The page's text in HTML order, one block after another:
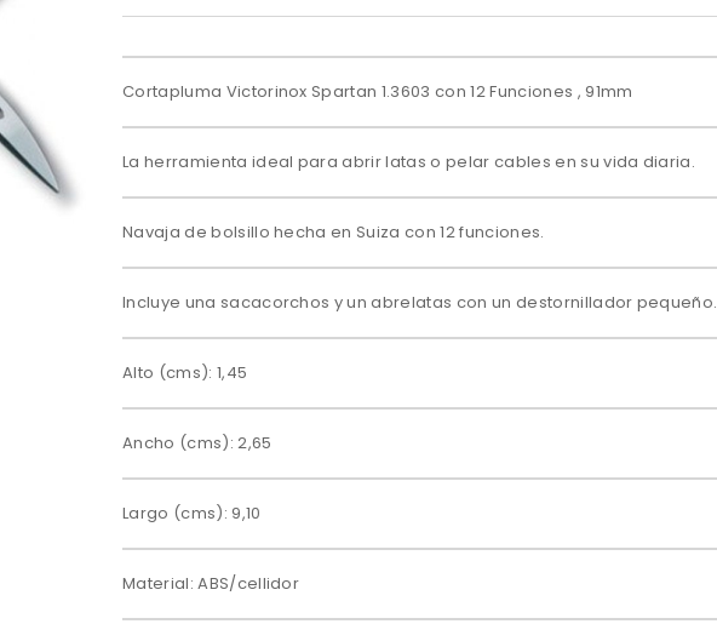
Cortapluma Victorinox Spartan 1.3603 con 12 Funciones , 91mm
La herramienta ideal para abrir latas o pelar cables en su vida diaria.
Navaja de bolsillo hecha en Suiza con 12 funciones.
Incluye una sacacorchos y un abrelatas con un destornillador pequeño.
Alto (cms): 1,45
Ancho (cms): 2,65
Largo (cms): 9,10
Material: ABS/cellidor